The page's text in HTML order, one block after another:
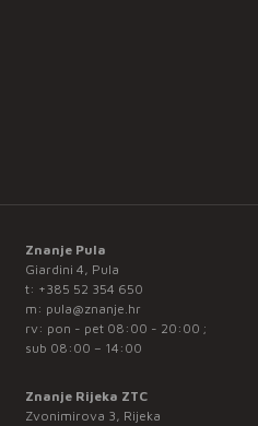
Znanje Pula
Giardini 4, Pula
t: +385 52 354 650
m: pula@znanje.hr
rv: pon - pet 08:00 - 20:00 ;
sub 08:00 – 14:00
Znanje Rijeka ZTC
Zvonimirova 3, Rijeka